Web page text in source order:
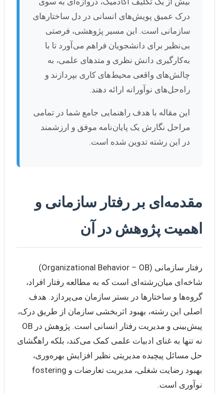
درک عمیق پویش‌های انسانی در دل ساختارهای
سازمانی است. این مسیر پژوهشی، فرصتی
بی‌نظیر برای دانشجویان فراهم می‌آورد تا با
به‌کارگیری دانش نظری و متدهای علمی، به
چالش‌های واقعی محیط‌های کاری بپردازند و
راه‌حل‌های نوآورانه ارائه دهند.
این مقاله با هدف راهنمایی جامع شما در تمامی
مراحل نگارش یک پایان‌نامه موفق و ارزشمند
در این رشته تدوین شده است.
مقدمه‌ای بر رفتار سازمانی و
اهمیت پژوهش در آن
رفتار سازمانی (Organizational Behavior – OB)
شاخه‌ای میان‌رشته‌ای است که به مطالعه رفتار افراد،
گروه‌ها و ساختارها در بستر سازمان می‌پردازد. هدف
اصلی این رشته، بهبود اثربخشی سازمان از طریق درک،
پیش‌بینی و مدیریت رفتار انسانی است. پژوهش در OB
نه تنها به غنای ادبیات علمی کمک می‌کند، بلکه راهگشای
حل مسائل پیچیده مدیریتی نظیر افزایش بهره‌وری،
بهبود رضایت شغلی، مدیریت تعارضات و fostering
نوآوری است.